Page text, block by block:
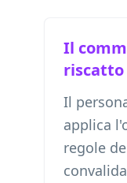
Il
riscatto
Il
applica
regole